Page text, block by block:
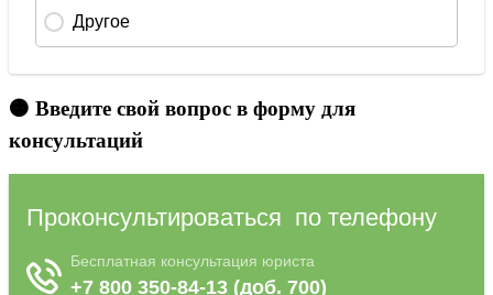
🟠 Введите свой вопрос в форму для
консультаций